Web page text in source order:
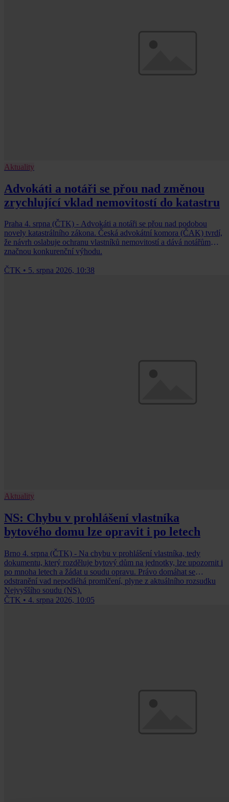
Aktuality
Advokáti a notáři se přou nad změnou
zrychlující vklad nemovitostí do katastru
Praha 4. srpna (ČTK) - Advokáti a notáři se přou nad podobou
novely katastrálního zákona. Česká advokátní komora (ČAK) tvrdí,
že návrh oslabuje ochranu vlastníků nemovitostí a dává notářům
značnou konkurenční výhodu.
ČTK • 5. srpna 2026, 10:38
Aktuality
NS: Chybu v prohlášení vlastníka
bytového domu lze opravit i po letech
Brno 4. srpna (ČTK) - Na chybu v prohlášení vlastníka, tedy
dokumentu, který rozděluje bytový dům na jednotky, lze upozornit i
po mnoha letech a žádat u soudu opravu. Právo domáhat se
odstranění vad nepodléhá promlčení, plyne z aktuálního rozsudku
Nejvyššího soudu (NS).
ČTK • 4. srpna 2026, 10:05